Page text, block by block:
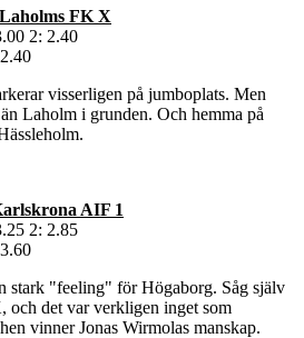
FK X
2: 2.40
visserligen på jumboplats. Men
Laholm i grunden. Och hemma på
AIF 1
2: 2.85
stark "feeling" för Högaborg. Såg själv
det var verkligen inget som
vinner Jonas Wirmolas manskap.